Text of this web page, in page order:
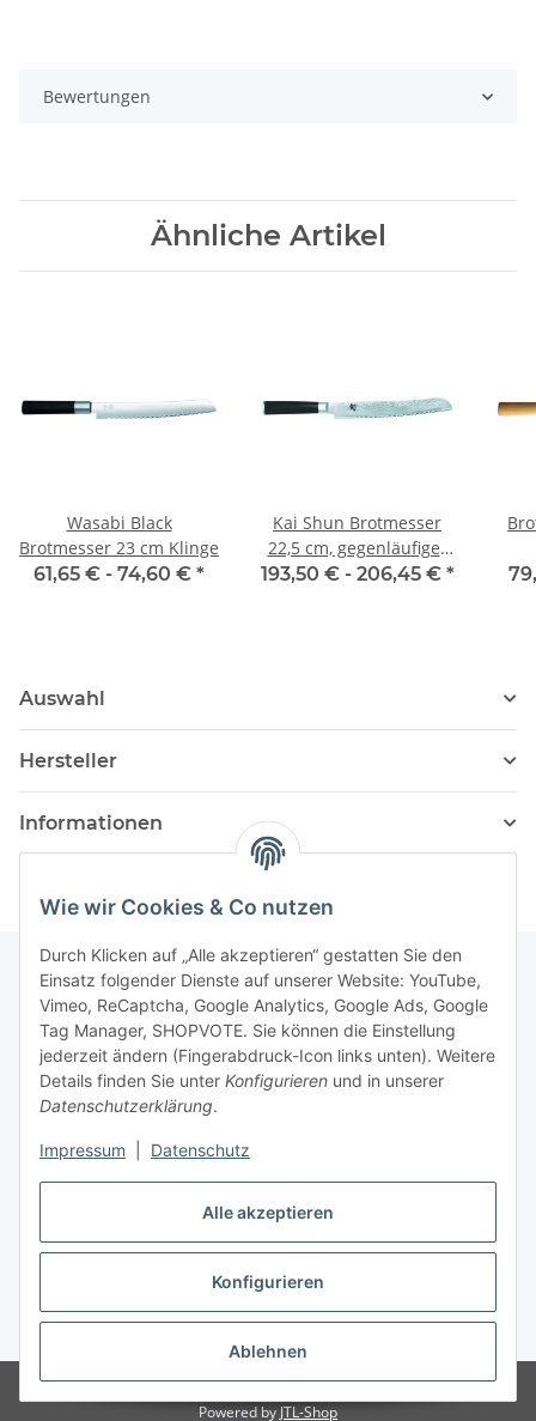
Alle akzeptieren
Konfigurieren
Ablehnen
Wie wir Cookies & Co nutzen
Durch Klicken auf „Alle akzeptieren“ gestatten Sie den
Einsatz folgender Dienste auf unserer Website: YouTube,
Vimeo, ReCaptcha, Google Analytics, Google Ads, Google
Tag Manager, SHOPVOTE. Sie können die Einstellung
jederzeit ändern (Fingerabdruck-Icon links unten). Weitere
Details finden Sie unter Konfigurieren und in unserer
Datenschutzerklärung.
Impressum Datenschutz
Bewertungen
Ähnliche Artikel
Wasabi Black
Brotmesser 23 cm Klinge
61,65 € - 74,60 € *
Kai Shun Brotmesser
22,5 cm, gegenläufiger
Wellenschliff
193,50 € - 206,45 € *
Auswahl
Hersteller
Informationen
Newsletter Abonnieren
Bitte senden Sie mir entsprechend Ihrer
Datenschutzerklärungregelmäßig und jederzeit widerruflich
Informationen zu Ihrem Produktsortiment per E-Mail zu.
Abonnieren
Newsletter Abonnieren
Vertrag widerrufen
* Alle Preise inkl. gesetzlicher USt., zzgl.
Powered by JTL-Shop